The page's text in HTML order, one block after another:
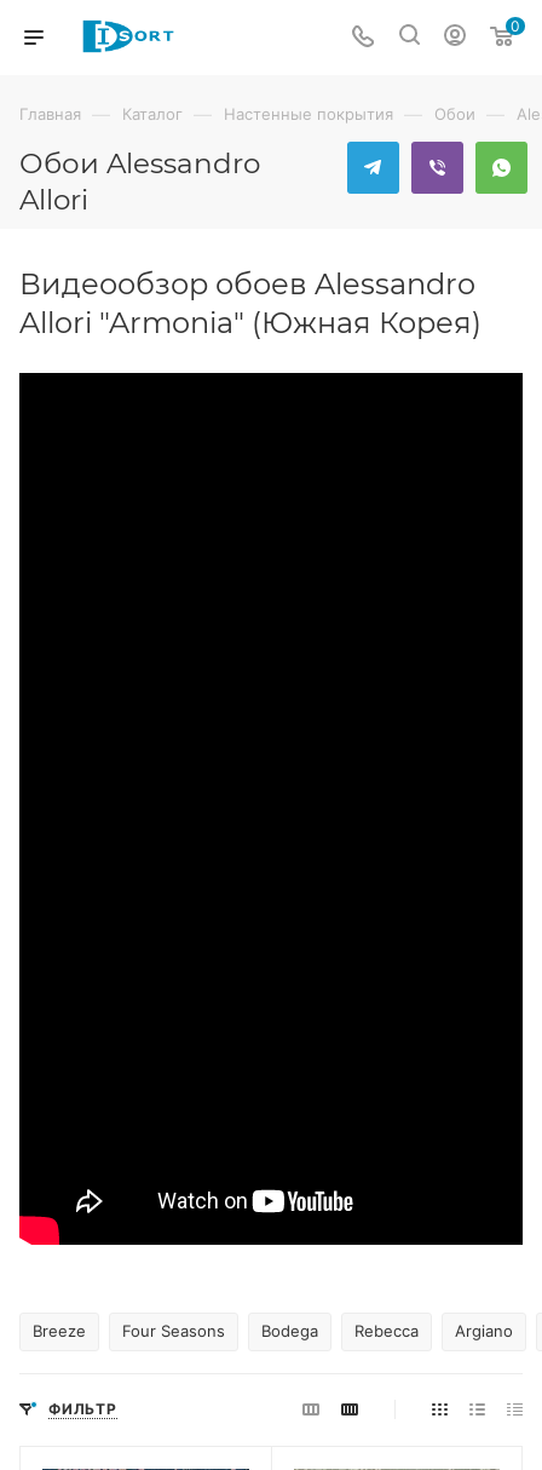
0
Главная — Каталог — Настенные покрытия — Обои —
Обои Alessandro
Allori
Видеообзор обоев Alessandro
Allori "Armonia" (Южная Корея)
Breeze Four Seasons Bodega Rebecca Argiano
ФИЛЬТР